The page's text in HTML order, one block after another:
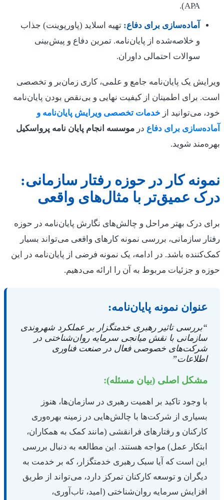
APA).
آماده‌سازی برای دفاع: تهیه اسلاید (پاورپوینت) جذاب
و خلاصه‌شده از پایان‌نامه. تمرین دفاع و پیش‌بینی
سوالات احتمالی داوران.
ویرایش یک پایان‌نامه جامع و علمی، کاری زمان‌بر و تخصصی
است. برای اطمینان از کیفیت نهایی و بی‌نقص بودن پایان‌نامه
خود، می‌توانید از خدمات تخصصی ویرایش پایان‌نامه و
آماده‌سازی برای دفاع در موسسه انجام پایان نامه پرواسکیل
بهره‌مند شوید.
نمونه کار در حوزه رفتار سازمانی:
درک عمیق‌تر با مثال‌های واقعی
برای درک بهتر مراحل و چالش‌های نگارش پایان‌نامه در حوزه
رفتار سازمانی، بررسی نمونه کارهای واقعی می‌تواند بسیار
کمک‌کننده باشد. در ادامه، یک نمونه فرضی از پایان‌نامه در این
حوزه و جزئیات مربوط به آن را ارائه می‌دهیم.
عنوان نمونه پایان‌نامه:
“بررسی تاثیر رهبری خدمتگزار بر عملکرد شهروندی
سازمانی با نقش میانجی سرمایه روان‌شناختی در
شرکت‌های خصوصی فعال در صنعت فناوری
اطلاعات”
مشکل اصلی (بیان مسئله):
با وجود تاکید بر اهمیت رهبری در سازمان‌ها، هنوز
بسیاری از شرکت‌ها با چالش‌هایی در زمینه بهره‌وری
کارکنان و رفتارهای فرانقشی (مانند کمک به همکاران،
ابتکار عمل) مواجه هستند. این مطالعه به دنبال بررسی
این است که آیا سبک رهبری خدمتگزار، که بر خدمت به
دیگران و توسعه کارکنان تمرکز دارد، می‌تواند از طریق
افزایش سرمایه روان‌شناختی (امید، تاب‌آوری،